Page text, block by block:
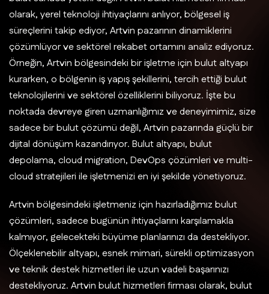
olarak, yerel teknoloji ihtiyaçlarını anlıyor, bölgesel iş
süreçlerini takip ediyor, Artvin pazarının dinamiklerini
çözümlüyor ve sektörel rekabet ortamını analiz ediyoruz.
Örneğin, Artvin bölgesindeki bir işletme için bulut altyapı
kurarken, o bölgenin iş yapış şekillerini, tercih ettiği bulut
teknolojilerini ve sektörel özelliklerini biliyoruz. İşte bu
noktada devreye giren uzmanlığımız ve deneyimimiz, size
sadece bir bulut çözümü değil, Artvin pazarında güçlü bir
dijital dönüşüm kazandırıyor. Bulut altyapı, bulut
depolama, cloud migration, DevOps çözümleri ve multi-
cloud stratejileri ile işletmenizi en iyi şekilde yönetiyoruz.
Artvin bölgesindeki işletmeniz için hazırladığımız bulut
çözümleri, sadece bugünün ihtiyaçlarını karşılamakla
kalmıyor, gelecekteki büyüme planlarınızı da destekliyor.
Ölçeklenebilir altyapı, esnek mimari, sürekli optimizasyon
ve teknik destek hizmetleri ile uzun vadeli başarınızı
destekliyoruz. Artvin bulut hizmetleri firması olarak, bulut